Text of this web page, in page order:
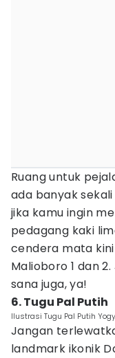
Ruang untuk
ada banyak
jika kamu ingin
pedagang kaki
cendera mata
Malioboro 1 dan
sana juga, ya!
6. Tugu Pal Putih
Ilustrasi Tugu Pal Putih
Jangan
landmark ikonik